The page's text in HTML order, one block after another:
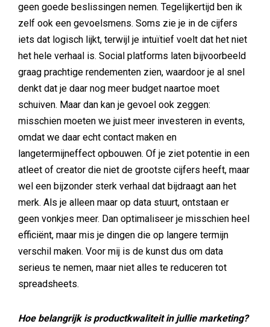
geen goede beslissingen nemen. Tegelijkertijd ben ik
zelf ook een gevoelsmens. Soms zie je in de cijfers
iets dat logisch lijkt, terwijl je intuïtief voelt dat het niet
het hele verhaal is. Social platforms laten bijvoorbeeld
graag prachtige rendementen zien, waardoor je al snel
denkt dat je daar nog meer budget naartoe moet
schuiven. Maar dan kan je gevoel ook zeggen:
misschien moeten we juist meer investeren in events,
omdat we daar echt contact maken en
langetermijneffect opbouwen. Of je ziet potentie in een
atleet of creator die niet de grootste cijfers heeft, maar
wel een bijzonder sterk verhaal dat bijdraagt aan het
merk. Als je alleen maar op data stuurt, ontstaan er
geen vonkjes meer. Dan optimaliseer je misschien heel
efficiënt, maar mis je dingen die op langere termijn
verschil maken. Voor mij is de kunst dus om data
serieus te nemen, maar niet alles te reduceren tot
spreadsheets.
Hoe belangrijk is productkwaliteit in jullie marketing?